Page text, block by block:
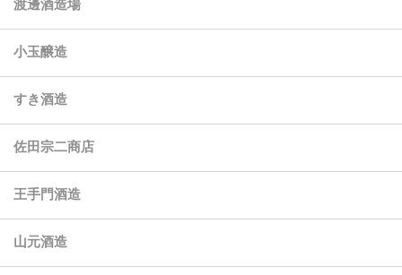
渡邊酒造場
小玉醸造
すき酒造
佐田宗二商店
王手門酒造
山元酒造